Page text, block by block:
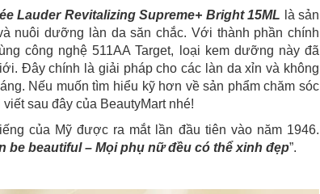
Lauder Revitalizing Supreme+ Bright 15ML là sản
nuôi dưỡng làn da săn chắc. Với thành phần chính
công nghệ 511AA Target, loại kem dưỡng này đã
Đây chính là giải pháp cho các làn da xỉn và không
Nếu muốn tìm hiểu kỹ hơn về sản phẩm chăm sóc
sau đây của BeautyMart nhé!
của Mỹ được ra mắt lần đầu tiên vào năm 1946.
be beautiful – Mọi phụ nữ đều có thể xinh đẹp”.